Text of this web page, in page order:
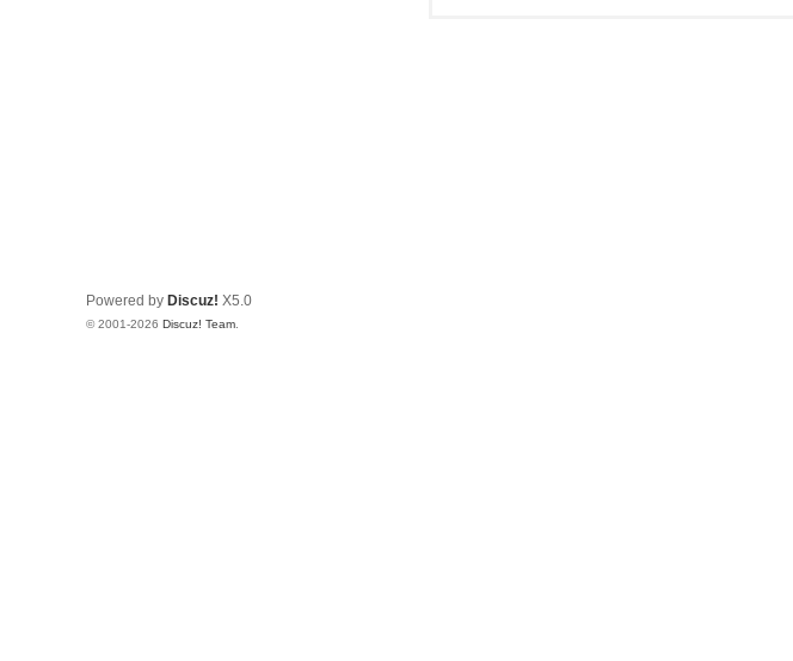
Powered by Discuz! X5.0
© 2001-2026 Discuz! Team